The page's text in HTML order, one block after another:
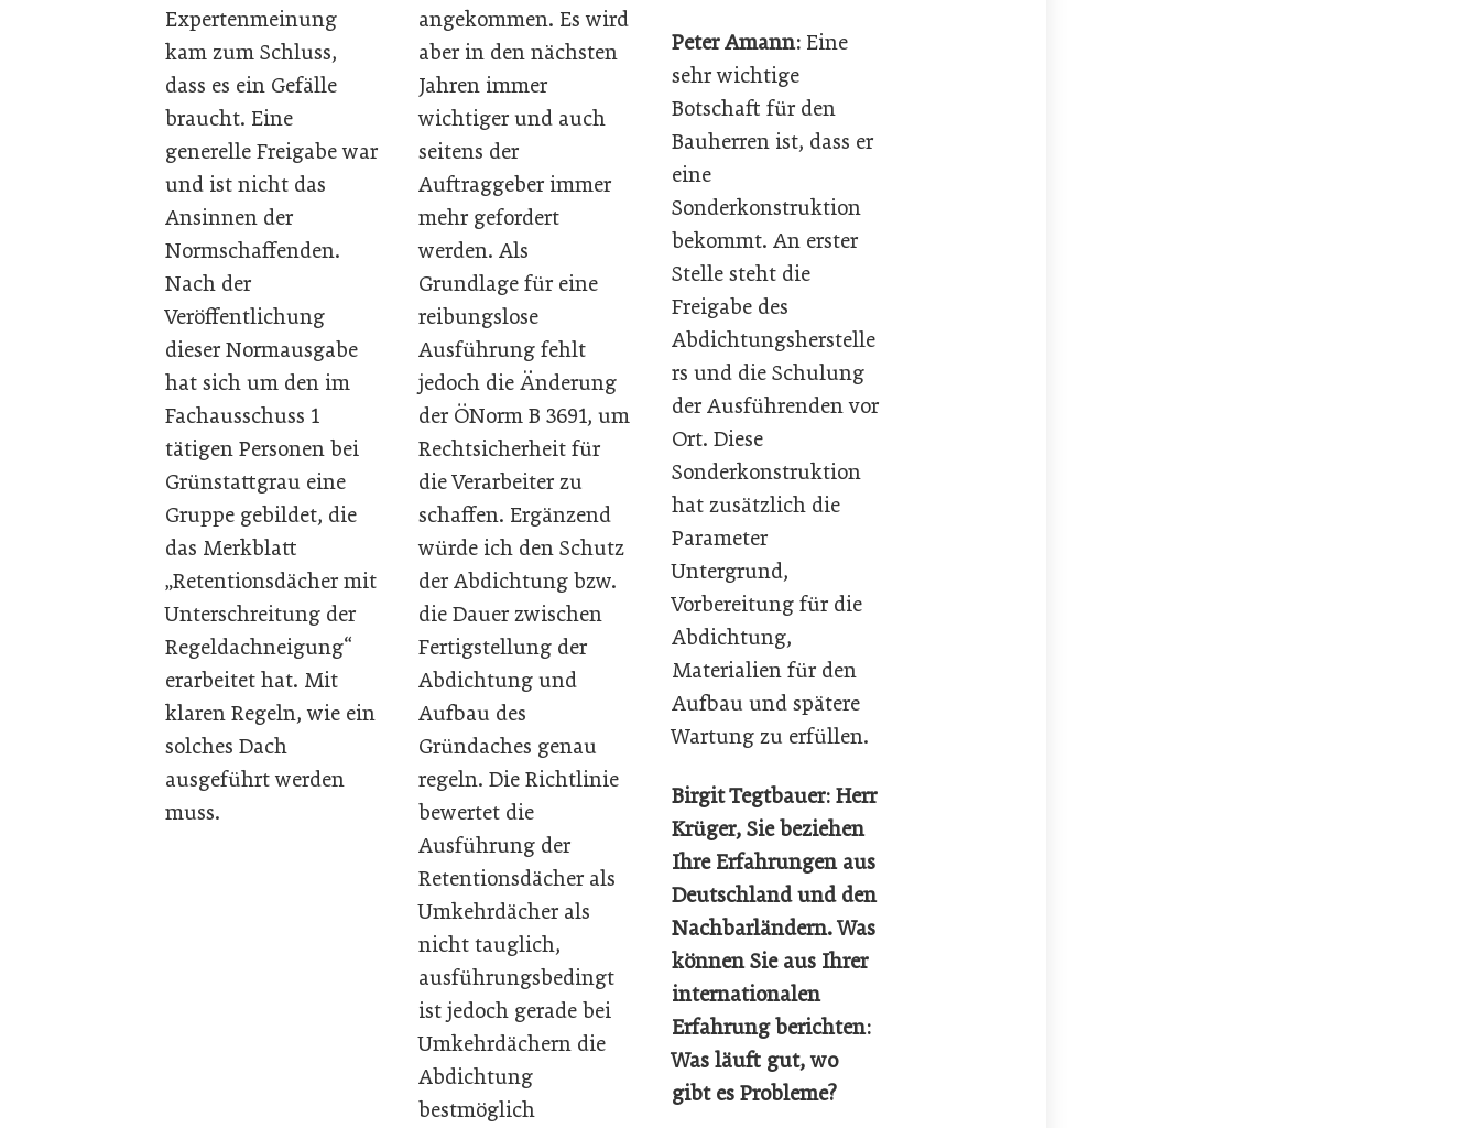
Expertenmeinung
kam zum Schluss,
dass es ein Gefälle
braucht. Eine
generelle Freigabe war
und ist nicht das
Ansinnen der
Normschaffenden.
Nach der
Veröffentlichung
dieser Normausgabe
hat sich um den im
Fachausschuss 1
tätigen Personen bei
Grünstattgrau eine
Gruppe gebildet, die
das Merkblatt
„Retentionsdächer mit
Unterschreitung der
Regeldachneigung“
erarbeitet hat. Mit
klaren Regeln, wie ein
solches Dach
ausgeführt werden
muss.
angekommen. Es wird
aber in den nächsten
Jahren immer
wichtiger und auch
seitens der
Auftraggeber immer
mehr gefordert
werden. Als
Grundlage für eine
reibungslose
Ausführung fehlt
jedoch die Änderung
der ÖNorm B 3691, um
Rechtsicherheit für
die Verarbeiter zu
schaffen. Ergänzend
würde ich den Schutz
der Abdichtung bzw.
die Dauer zwischen
Fertigstellung der
Abdichtung und
Aufbau des
Gründaches genau
regeln. Die Richtlinie
bewertet die
Ausführung der
Retentionsdächer als
Umkehrdächer als
nicht tauglich,
ausführungsbedingt
ist jedoch gerade bei
Umkehrdächern die
Abdichtung
bestmöglich
Peter Amann: Eine
sehr wichtige
Botschaft für den
Bauherren ist, dass er
eine
Sonderkonstruktion
bekommt. An erster
Stelle steht die
Freigabe des
Abdichtungsherstelle
rs und die Schulung
der Ausführenden vor
Ort. Diese
Sonderkonstruktion
hat zusätzlich die
Parameter
Untergrund,
Vorbereitung für die
Abdichtung,
Materialien für den
Aufbau und spätere
Wartung zu erfüllen.
Birgit Tegtbauer: Herr
Krüger, Sie beziehen
Ihre Erfahrungen aus
Deutschland und den
Nachbarländern. Was
können Sie aus Ihrer
internationalen
Erfahrung berichten:
Was läuft gut, wo
gibt es Probleme?